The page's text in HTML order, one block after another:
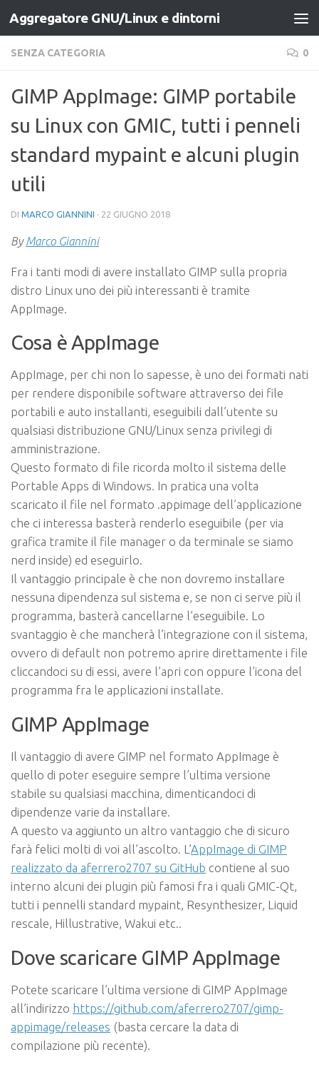
Salta al contenuto
Aggregatore GNU/Linux e dintorni
SENZA CATEGORIA 0
GIMP AppImage: GIMP portabile
su Linux con GMIC, tutti i penneli
standard mypaint e alcuni plugin
utili
DI MARCO GIANNINI · 22 GIUGNO 2018
ByMarco Giannini
Fra i tanti modi di avere installato GIMP sulla propria
distro Linux uno dei più interessanti è tramite
AppImage.
Cosa è AppImage
AppImage, per chi non lo sapesse, è uno dei formati nati
per rendere disponibile software attraverso dei file
portabili e auto installanti, eseguibili dall’utente su
qualsiasi distribuzione GNU/Linux senza privilegi di
amministrazione.
Questo formato di file ricorda molto il sistema delle
Portable Apps di Windows. In pratica una volta
scaricato il file nel formato .appimage dell’applicazione
che ci interessa basterà renderlo eseguibile (per via
grafica tramite il file manager o da terminale se siamo
nerd inside) ed eseguirlo.
Il vantaggio principale è che non dovremo installare
nessuna dipendenza sul sistema e, se non ci serve più il
programma, basterà cancellarne l’eseguibile. Lo
svantaggio è che mancherà l’integrazione con il sistema,
ovvero di default non potremo aprire direttamente i file
cliccandoci su di essi, avere l’apri con oppure l’icona del
programma fra le applicazioni installate.
GIMP AppImage
Il vantaggio di avere GIMP nel formato AppImage è
quello di poter eseguire sempre l’ultima versione
stabile su qualsiasi macchina, dimenticandoci di
dipendenze varie da installare.
A questo va aggiunto un altro vantaggio che di sicuro
farà felici molti di voi all’ascolto. L’AppImage di GIMP
realizzato da aferrero2707 su GitHub contiene al suo
interno alcuni dei plugin più famosi fra i quali GMIC-Qt,
tutti i pennelli standard mypaint, Resynthesizer, Liquid
rescale, Hillustrative, Wakui etc..
Dove scaricare GIMP AppImage
Potete scaricare l’ultima versione di GIMP AppImage
all’indirizzo https://github.com/aferrero2707/gimp-
appimage/releases (basta cercare la data di
compilazione più recente).